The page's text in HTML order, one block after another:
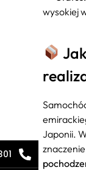
wysokiej
Japonii.